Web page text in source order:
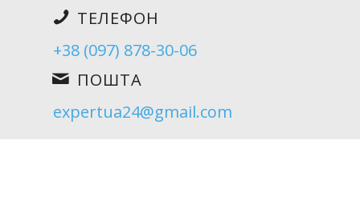
ТЕЛЕФОН
+38 (097) 878-30-06
ПОШТА
expertua24@gmail.com